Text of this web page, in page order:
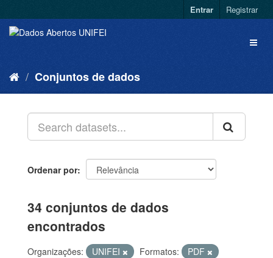
Entrar Registrar
Conjuntos de dados
Ordenar por
34 conjuntos de dados
encontrados
Organizações: UNIFEI Formatos:
PDF